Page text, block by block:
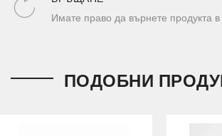
Имате право да върнете продукта
ПОДОБНИ